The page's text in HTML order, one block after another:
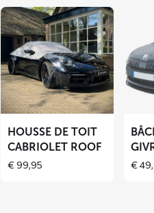
En
savoir
plus
sur
Housse
de
toit
cabriolet
ROOF
HOUSSE DE TOIT
CABRIOLET ROOF
€99,95
plus
sur
Bâche
BLIZZ
€